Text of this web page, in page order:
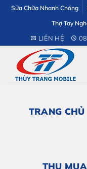
dung
Sửa Chữa Nhanh Chóng
Thợ Tay
LIÊN HỆ
TRANG CHỦ
THU MUA